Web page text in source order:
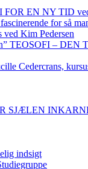
EN NY TID
for så
Kim Pedersen
TEOSOFI –
Cedercrans,
indsigt